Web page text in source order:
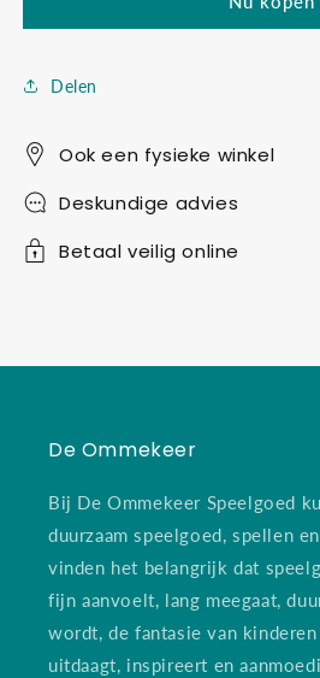
Delen
Ook een fysieke winkel
Deskundige advies
Betaal veilig online
De Ommekeer
Bij De Ommekeer Speelgoed
duurzaam speelgoed, spellen
vinden het belangrijk dat
fijn aanvoelt, lang meegaat,
wordt, de fantasie van
uitdaagt, inspireert en